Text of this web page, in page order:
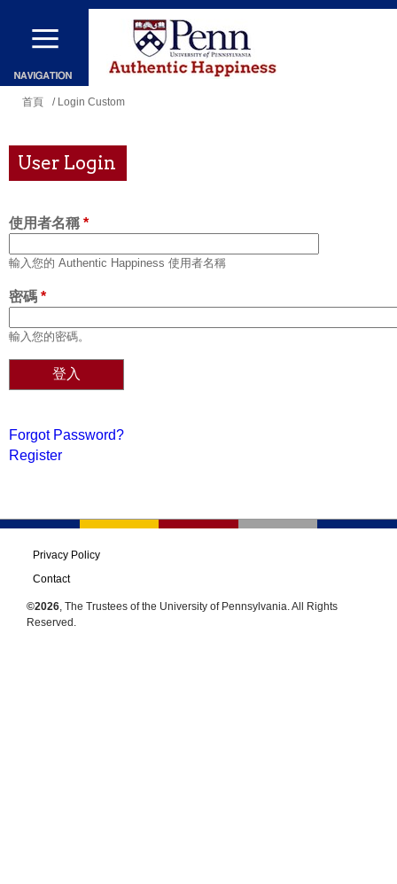
移
主
內
您
這
裡
首頁 / Login Custom
User Login
使用者名稱 *
輸入您的 Authentic Happiness 使用者名稱
密碼 *
輸入您的密碼。
Forgot Password?
Register
Privacy Policy
Contact
©2026, The Trustees of the University of Pennsylvania. All Rights
Reserved.